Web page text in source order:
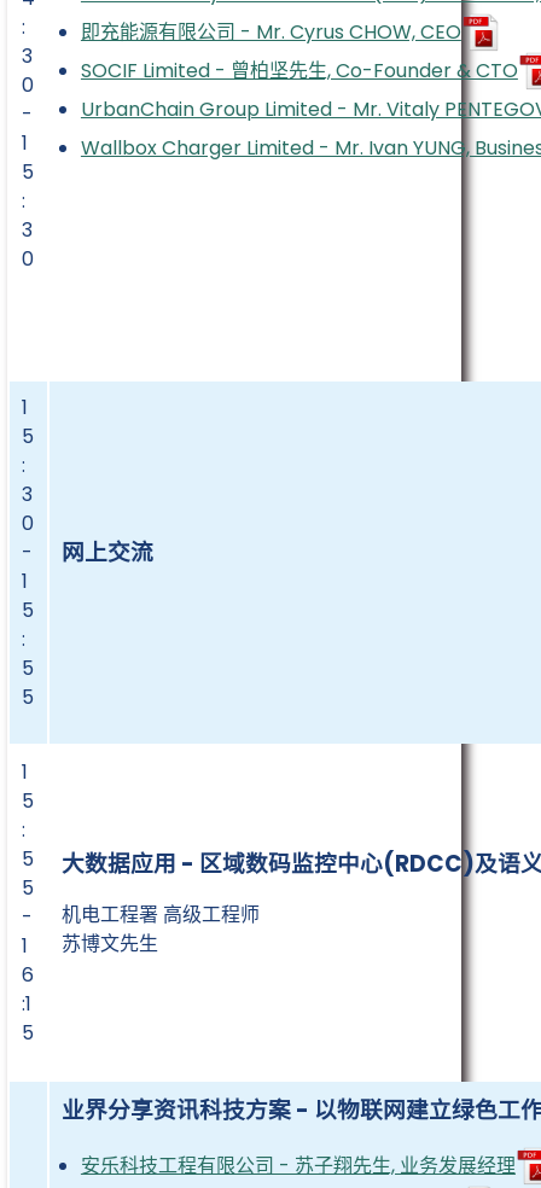
:
3
0
-
1
5
:
3
0
即充能源有限公司 - Mr. Cyrus CHOW, CEO
SOCIF Limited - 曾柏坚先生, Co-Founder & CTO
UrbanChain Group Limited - Mr. Vitaly
Wallbox Charger Limited - Mr. Ivan YUNG,
1
5
:
3
0
-
1
5
:
5
5
网上交流
1
5
:
5
5
-
1
6
:1
5
大数据应用 - 区域数码监控中心(RDCC)及语
机电工程署 高级工程师
苏博文先生
业界分享资讯科技方案 - 以物联网建立绿色工
安乐科技工程有限公司 - 苏子翔先生, 业务发展经理